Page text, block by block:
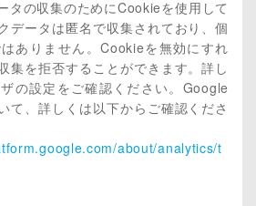
タの収集のためにCookieを使用して
データは匿名で収集されており、個
ありません。Cookieを無効にすれ
集を拒否することができます。詳し
の設定をご確認ください。Google
て、詳しくは以下からご確認くださ
about/analytics/t